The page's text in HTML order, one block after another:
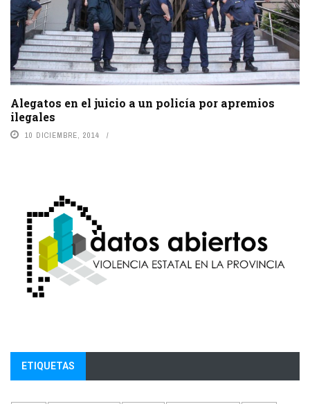
Alegatos en el juicio a un policía por apremios
ilegales
10 DICIEMBRE, 2014
ETIQUETAS